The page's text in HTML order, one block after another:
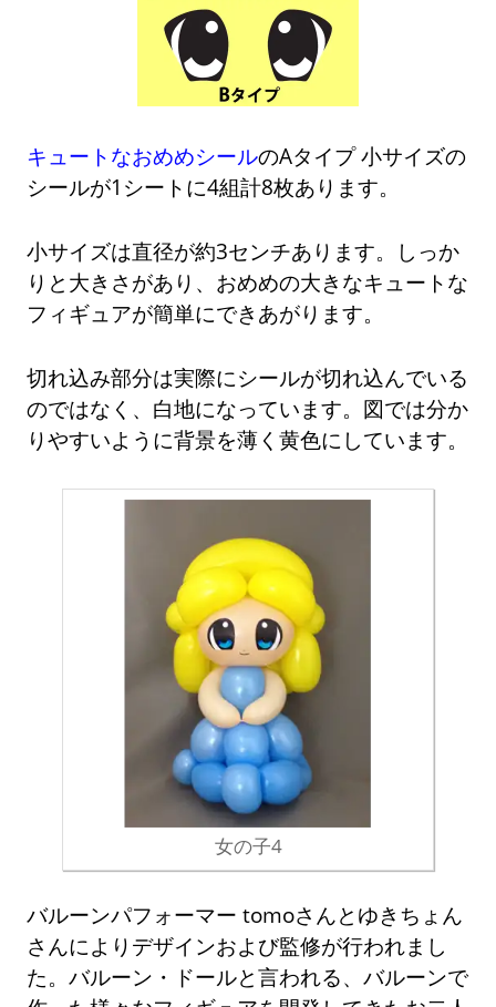
キュートなおめめシールのAタイプ 小サイズの
シールが1シートに4組計8枚あります。
小サイズは直径が約3センチあります。しっか
りと大きさがあり、おめめの大きなキュートな
フィギュアが簡単にできあがります。
切れ込み部分は実際にシールが切れ込んでいる
のではなく、白地になっています。図では分か
りやすいように背景を薄く黄色にしています。
女の子4
バルーンパフォーマー tomoさんとゆきちょん
さんによりデザインおよび監修が行われまし
た。バルーン・ドールと言われる、バルーンで